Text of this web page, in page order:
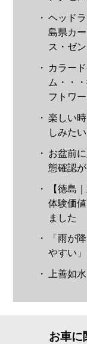
・ ヘッド
島県カ
ス・ゼン
・
カラー
ム・・
フトワ
・ 楽しい
しみたい
・ お盆前
態確認
・
【徳島
体験価
ました
・
「雨が
やすい」
・ 上善如
お車に